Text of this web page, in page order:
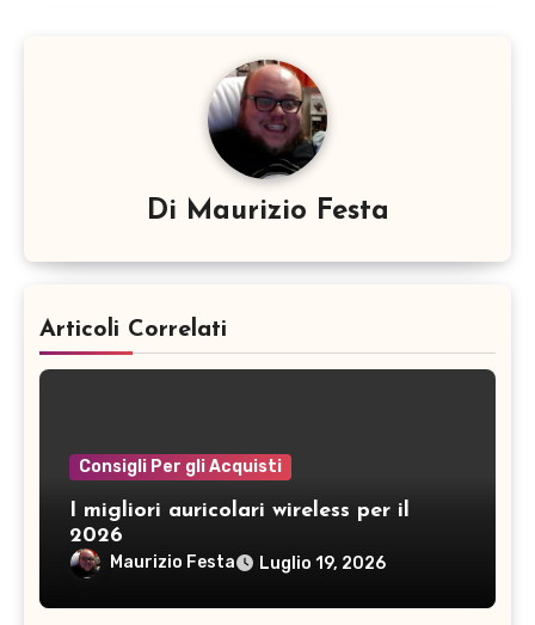
Di Maurizio Festa
Articoli Correlati
Consigli Per gli Acquisti
I migliori auricolari wireless per il
2026
Maurizio Festa Luglio 19, 2026